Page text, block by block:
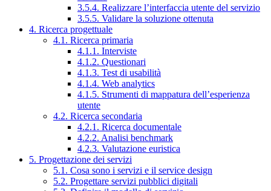
3.5.4. Realizzare l’interfaccia utente del servizio
3.5.5. Validare la soluzione ottenuta
4. Ricerca progettuale
4.1. Ricerca primaria
4.1.1. Interviste
4.1.2. Questionari
4.1.3. Test di usabilità
4.1.4. Web analytics
4.1.5. Strumenti di mappatura dell’esperienza
utente
4.2. Ricerca secondaria
4.2.1. Ricerca documentale
4.2.2. Analisi benchmark
4.2.3. Valutazione euristica
5. Progettazione dei servizi
5.1. Cosa sono i servizi e il service design
5.2. Progettare servizi pubblici digitali